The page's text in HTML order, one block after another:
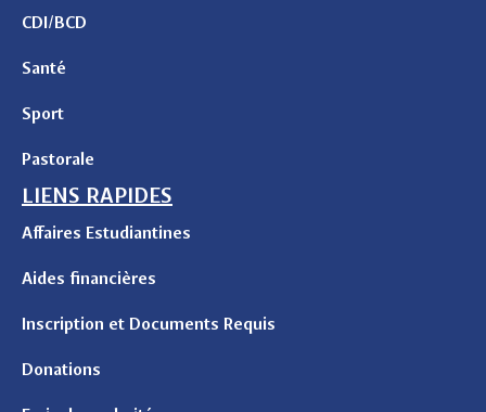
CDI/BCD
Santé
Sport
Pastorale
LIENS RAPIDES
Affaires Estudiantines
Aides financières
Inscription et Documents Requis
Donations